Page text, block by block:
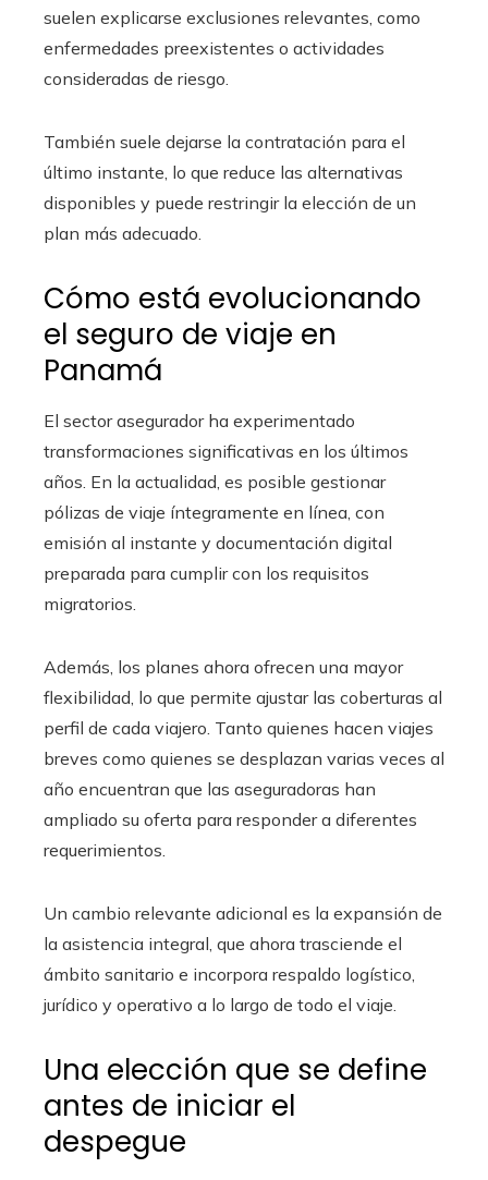
suelen explicarse exclusiones relevantes, como
enfermedades preexistentes o actividades
consideradas de riesgo.
También suele dejarse la contratación para el
último instante, lo que reduce las alternativas
disponibles y puede restringir la elección de un
plan más adecuado.
Cómo está evolucionando
el seguro de viaje en
Panamá
El sector asegurador ha experimentado
transformaciones significativas en los últimos
años. En la actualidad, es posible gestionar
pólizas de viaje íntegramente en línea, con
emisión al instante y documentación digital
preparada para cumplir con los requisitos
migratorios.
Además, los planes ahora ofrecen una mayor
flexibilidad, lo que permite ajustar las coberturas al
perfil de cada viajero. Tanto quienes hacen viajes
breves como quienes se desplazan varias veces al
año encuentran que las aseguradoras han
ampliado su oferta para responder a diferentes
requerimientos.
Un cambio relevante adicional es la expansión de
la asistencia integral, que ahora trasciende el
ámbito sanitario e incorpora respaldo logístico,
jurídico y operativo a lo largo de todo el viaje.
Una elección que se define
antes de iniciar el
despegue